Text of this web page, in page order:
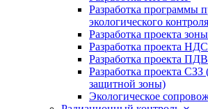
Разработка программы
экологического контроля
Разработка проекта
Разработка проекта НДС
Разработка проекта ПДВ
Разработка проекта СЗЗ
защитной зоны)
Экологическое